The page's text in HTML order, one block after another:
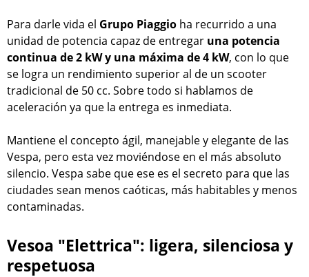
Para darle vida el Grupo Piaggio ha recurrido a una
unidad de potencia capaz de entregar una potencia
continua de 2 kW y una máxima de 4 kW, con lo que
se logra un rendimiento superior al de un scooter
tradicional de 50 cc. Sobre todo si hablamos de
aceleración ya que la entrega es inmediata.
Mantiene el concepto ágil, manejable y elegante de las
Vespa, pero esta vez moviéndose en el más absoluto
silencio. Vespa sabe que ese es el secreto para que las
ciudades sean menos caóticas, más habitables y menos
contaminadas.
Vesoa "Elettrica": ligera, silenciosa y
respetuosa